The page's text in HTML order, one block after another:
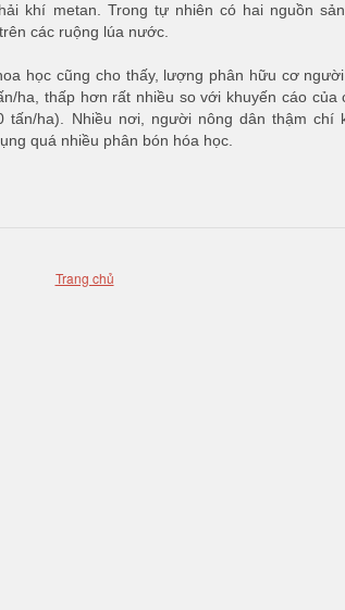
khí metan. Trong tự nhiên có hai nguồn
các ruộng lúa nước.
học cũng cho thấy, lượng phân hữu cơ
ha, thấp hơn rất nhiều so với khuyến cáo của
tấn/ha). Nhiều nơi, người nông dân thậm chí
quá nhiều phân bón hóa học.
Trang chủ